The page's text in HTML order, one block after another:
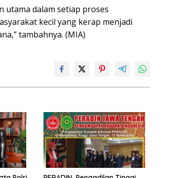
utama dalam setiap proses
kecil yang kerap menjadi
tambahnya. (MIA)